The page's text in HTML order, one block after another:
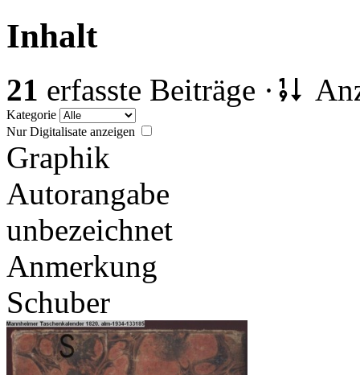
Inhalt
21 erfasste Beiträge ·
Kategorie
Nur Digitalisate anzeigen
Graphik
Autorangabe
unbezeichnet
Anmerkung
Schuber